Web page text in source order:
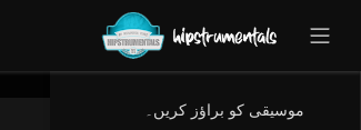
موسیقی کو براؤز کریں۔